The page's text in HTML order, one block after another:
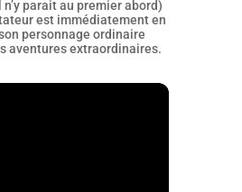
n’y parait au premier abord)
est immédiatement en
personnage ordinaire
aventures extraordinaires.